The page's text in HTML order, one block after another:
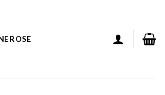
ROSE